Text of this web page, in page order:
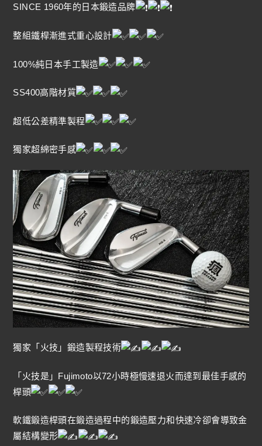
SINCE 1960年的日本鍛造品牌
整組鐵桿漸進式重心設計
100%純日本手工製造
SS400高階材質
超低公差精準製程
獨家超綿密手感
獨家「火技」鍛造製程技術
「火技是」Fujimoto以72小時極慢速退火而達到最佳手感的
桿頭
軟鐵鍛造桿頭在鍛造過程中的鍛造壓力和快速冷卻會導致金
屬結構變形